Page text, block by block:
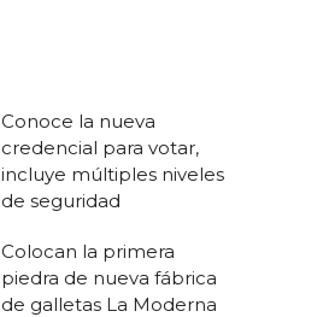
Conoce la nueva
credencial para votar,
incluye múltiples niveles
de seguridad
Colocan la primera
piedra de nueva fábrica
de galletas La Moderna